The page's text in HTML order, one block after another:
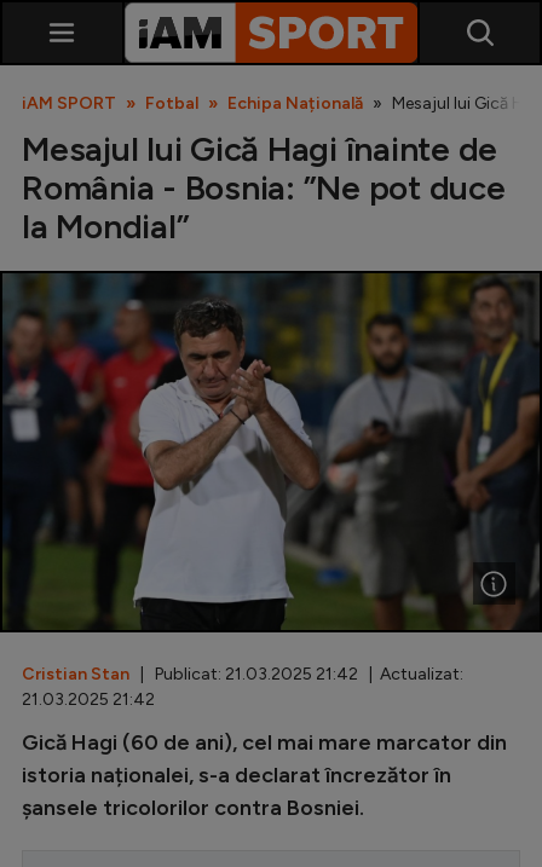
SuperLiga
Liga 2
Cupa României
Echipa Națională
U21
Diverse
Inedit
iAM SPORT Fotbal Echipa Națională Mesajul lui Gică
Mesajul lui Gică Hagi înainte de
România - Bosnia: ”Ne pot duce
la Mondial”
Cristian Stan | Publicat: 21.03.2025 21:42 | Actualizat:
21.03.2025 21:42
Gică Hagi (60 de ani), cel mai mare marcator din
istoria naționalei, s-a declarat încrezător în
șansele tricolorilor contra Bosniei.